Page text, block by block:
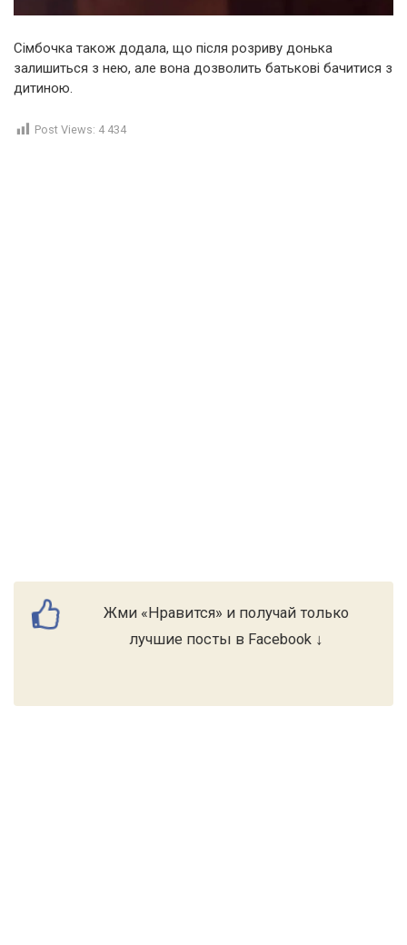
Сімбочка також додала, що після розриву донька
залишиться з нею, але вона дозволить батькові бачитися з
дитиною.
Post Views: 4 434
Жми «Нравится» и получай только
лучшие посты в Facebook ↓